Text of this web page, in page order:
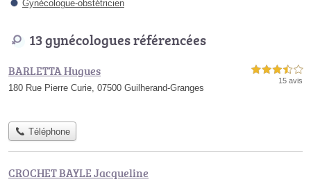
Gynécologue-obstétricien
13 gynécologues référencées
BARLETTA Hugues
180 Rue Pierre Curie, 07500 Guilherand-Granges
3,5 étoiles sur 5
15 avis
Téléphone
CROCHET BAYLE Jacqueline